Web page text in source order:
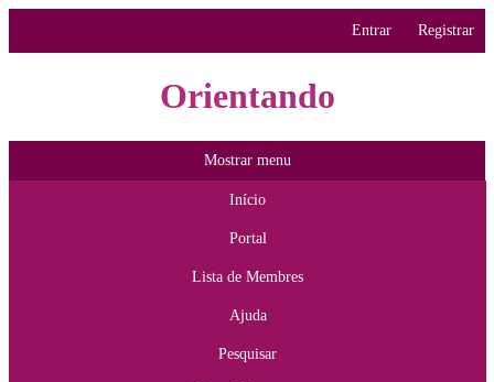
Entrar Registrar
Orientando
Mostrar menu
Início
Portal
Lista de Membres
Ajuda
Pesquisar